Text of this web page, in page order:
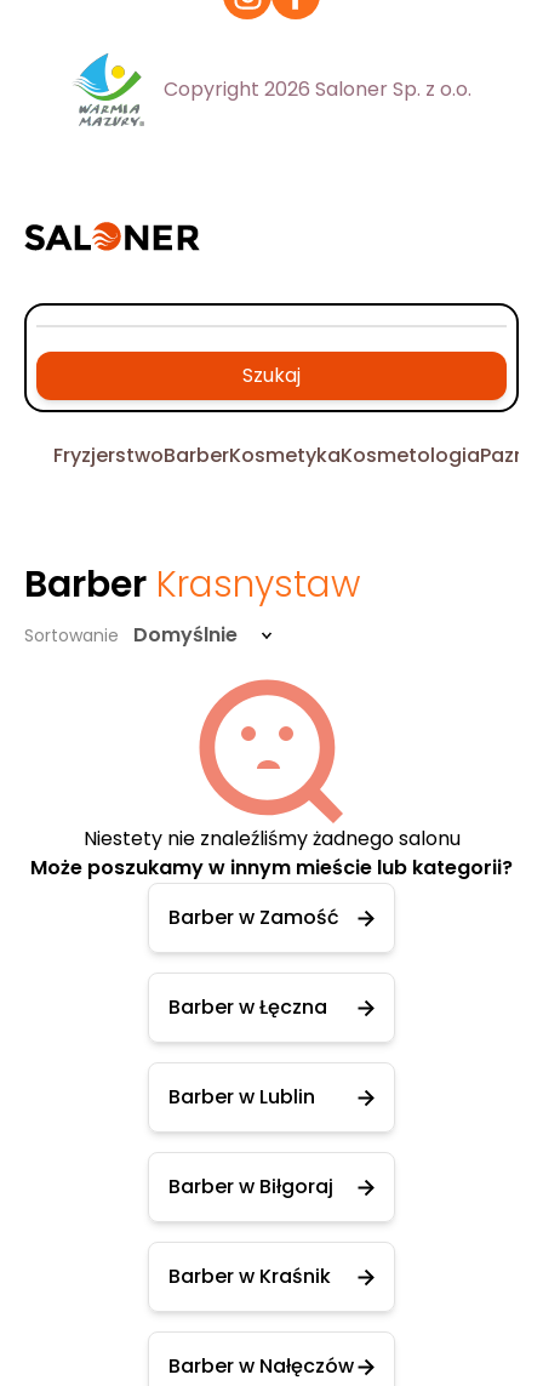
Copyright 2026 Saloner Sp. z o.o.
Szukaj
FryzjerstwoBarberKosmetykaKosmetologia
Barber Krasnystaw
Sortowanie Domyślnie
Niestety nie znaleźliśmy żadnego salonu
Może poszukamy w innym mieście lub kategorii?
Barber w Zamość
Barber w Łęczna
Barber w Lublin
Barber w Biłgoraj
Barber w Kraśnik
Barber w Nałęczów